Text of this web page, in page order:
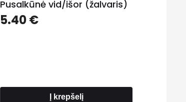
Pusalkūnė vid/išor (žalvaris)
5.40€
Į krepšelį